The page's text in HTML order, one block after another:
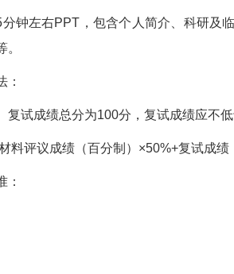
左右PPT，包含个人简介、科研及临
成绩总分为100分，复试成绩应不低
评议成绩（百分制）×50%+复试成绩